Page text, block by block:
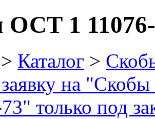
1
> Каталог >
заявку на
только под